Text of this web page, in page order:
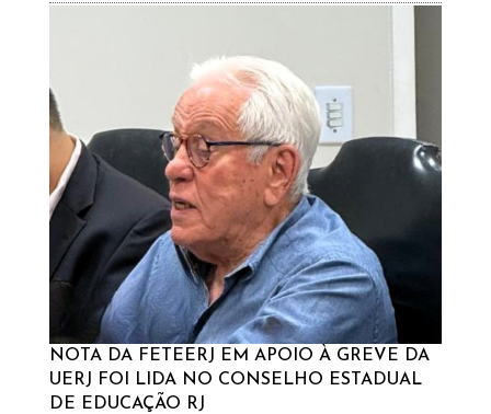
NOTA DA FETEERJ EM APOIO À GREVE DA
UERJ FOI LIDA NO CONSELHO ESTADUAL
DE EDUCAÇÃO RJ